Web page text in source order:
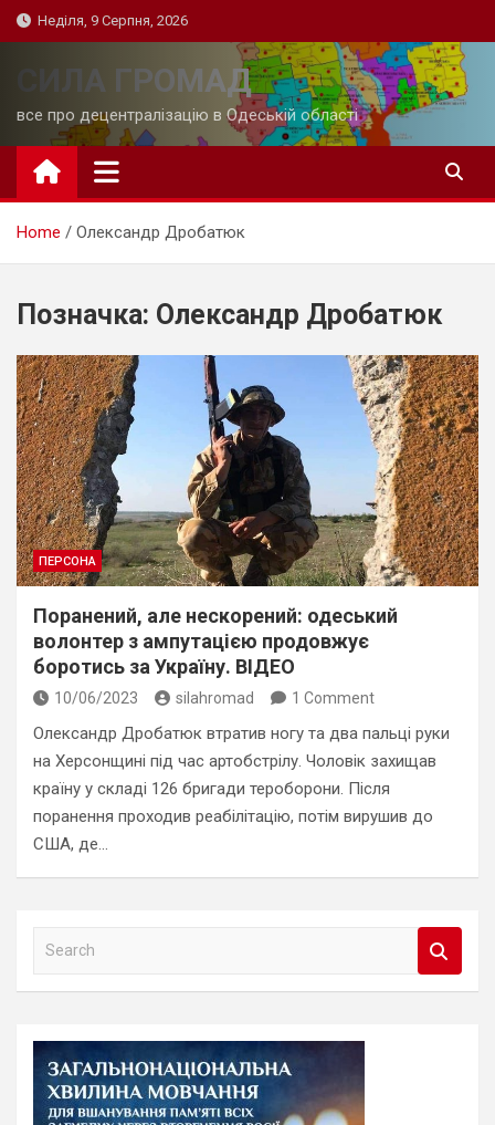
Skip
to
Неділя, 9 Серпня, 2026
СИЛА ГРОМАД
все про децентралізацію в Одеській області
Home Олександр Дробатюк
Позначка: Олександр Дробатюк
ПЕРСОНА
Поранений, але нескорений: одеський
волонтер з ампутацією продовжує
боротись за Україну. ВІДЕО
10/06/2023 silahromad 1 Comment
Олександр Дробатюк втратив ногу та два пальці руки
на Херсонщині під час артобстрілу. Чоловік захищав
країну у складі 126 бригади тероборони. Після
поранення проходив реабілітацію, потім вирушив до
США, де…
a